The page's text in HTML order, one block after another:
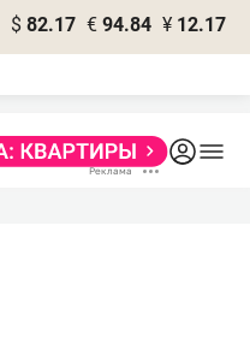
$ 82.17 € 94.84 ¥ 12.17